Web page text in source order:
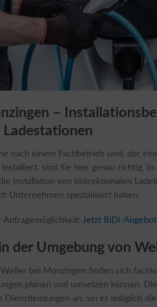
–
nach einem Fachbetrieb sind, der
sind Sie hier genau richtig. In
Installation von bidirektionalen
Unternehmen spezialisiert haben.
Jetzt BiDi-
der Umgebung von
bei Monzingen finden sich
planen und umsetzen können.
Dienstleistungen an, sei es lediglich